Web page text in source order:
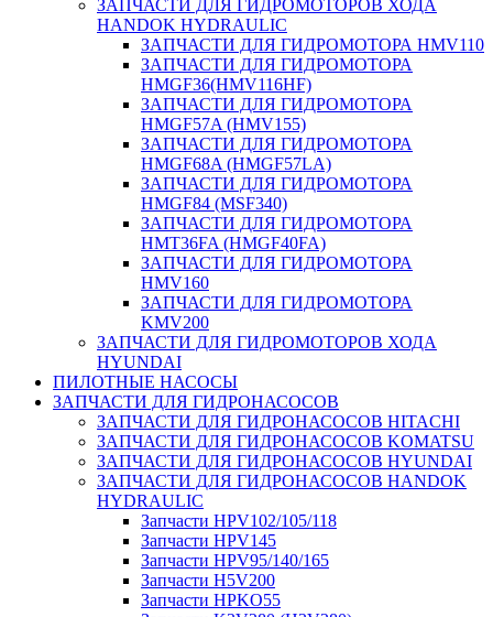
ЗАПЧАСТИ ДЛЯ ГИДРОМОТОРОВ ХОДА
HANDOK HYDRAULIC
ЗАПЧАСТИ ДЛЯ ГИДРОМОТОРА HMV110
ЗАПЧАСТИ ДЛЯ ГИДРОМОТОРА
HMGF36(HMV116HF)
ЗАПЧАСТИ ДЛЯ ГИДРОМОТОРА
HMGF57A (HMV155)
ЗАПЧАСТИ ДЛЯ ГИДРОМОТОРА
HMGF68A (HMGF57LA)
ЗАПЧАСТИ ДЛЯ ГИДРОМОТОРА
HMGF84 (MSF340)
ЗАПЧАСТИ ДЛЯ ГИДРОМОТОРА
HMT36FA (HMGF40FA)
ЗАПЧАСТИ ДЛЯ ГИДРОМОТОРА
HMV160
ЗАПЧАСТИ ДЛЯ ГИДРОМОТОРА
KMV200
ЗАПЧАСТИ ДЛЯ ГИДРОМОТОРОВ ХОДА
HYUNDAI
ПИЛОТНЫЕ НАСОСЫ
ЗАПЧАСТИ ДЛЯ ГИДРОНАСОСОВ
ЗАПЧАСТИ ДЛЯ ГИДРОНАСОСОВ HITACHI
ЗАПЧАСТИ ДЛЯ ГИДРОНАСОСОВ KOMATSU
ЗАПЧАСТИ ДЛЯ ГИДРОНАСОСОВ HYUNDAI
ЗАПЧАСТИ ДЛЯ ГИДРОНАСОСОВ HANDOK
HYDRAULIC
Запчасти HPV102/105/118
Запчасти HPV145
Запчасти HPV95/140/165
Запчасти H5V200
Запчасти HPKO55